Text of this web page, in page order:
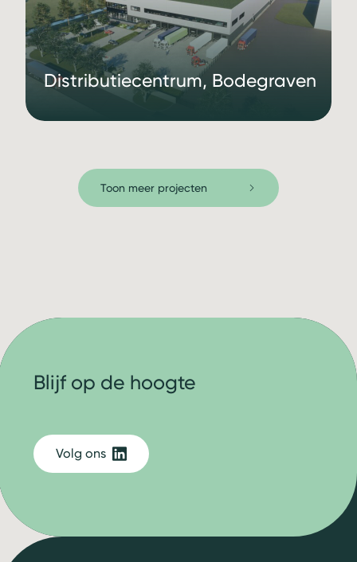
Distributiecentrum, Bodegraven
Toon meer projecten
Blijf op de hoogte
Volg ons